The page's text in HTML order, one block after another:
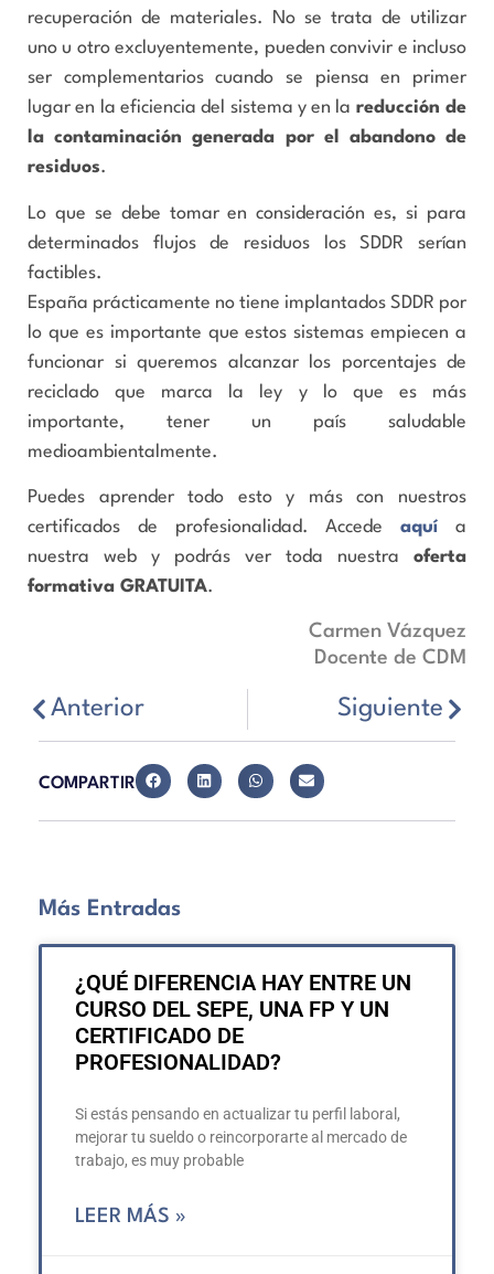
recuperación de materiales. No se trata de utilizar
uno u otro excluyentemente, pueden convivir e incluso
ser complementarios cuando se piensa en primer
lugar en la eficiencia del sistema y en la reducción de
la contaminación generada por el abandono de
residuos.
Lo que se debe tomar en consideración es, si para
determinados flujos de residuos los SDDR serían
factibles.
España prácticamente no tiene implantados SDDR por
lo que es importante que estos sistemas empiecen a
funcionar si queremos alcanzar los porcentajes de
reciclado que marca la ley y lo que es más
importante, tener un país saludable
medioambientalmente.
Puedes aprender todo esto y más con nuestros
certificados de profesionalidad. Accede
aquí a
nuestra web y podrás ver toda nuestra oferta
formativa GRATUITA.
Carmen Vázquez
Docente de CDM
Anterior Siguiente
COMPARTIR
Más Entradas
¿QUÉ DIFERENCIA HAY ENTRE UN
CURSO DEL SEPE, UNA FP Y UN
CERTIFICADO DE
PROFESIONALIDAD?
Si estás pensando en actualizar tu perfil laboral,
mejorar tu sueldo o reincorporarte al mercado de
trabajo, es muy probable
LEER MÁS »